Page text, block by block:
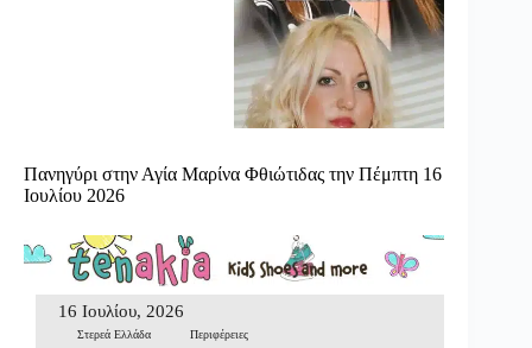
Πανηγύρι στην Αγία Μαρίνα Φθιώτιδας την Πέμπτη 16
Ιουλίου 2026
16 Ιουλίου, 2026
Στερεά Ελλάδα Περιφέρειες